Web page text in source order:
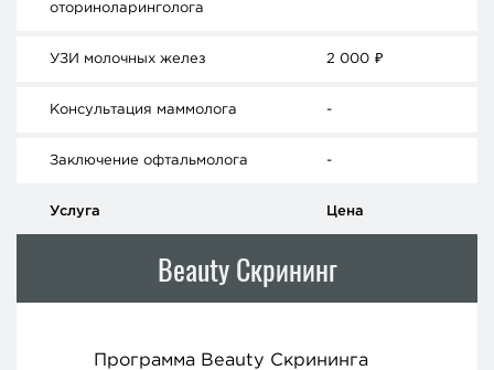
оториноларинголога
УЗИ молочных желез 2 000 ₽
Консультация маммолога -
Заключение офтальмолога -
Услуга Цена
Beauty Скрининг
Программа Beauty Скрининга